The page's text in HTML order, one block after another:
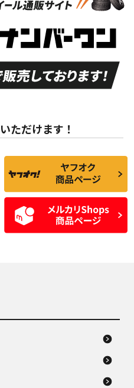
S
新車外し品（新古
付き
A
走行距離も少なく、
非常に状態の良い中
古品
んどない中古品
C
られるが、使用に問
題のない中古品
D
残り溝も少なく、偏
磨耗がみられ、短期
間使用できるくらい
の中古品
ただけます！